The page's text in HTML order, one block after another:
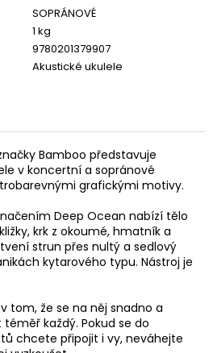
SOPRÁNOVÉ
1 kg
9780201379907
Akustické ukulele
Bamboo představuje
v koncertní a sopránové
grafickými motivy.
Deep Ocean nabízí tělo
krk z okoumé, hmatník a
strun přes nultý a sedlový
kytarového typu. Nástroj je
tom, že se na něj snadno a
každý. Pokud se do
chcete připojit i vy, neváhejte